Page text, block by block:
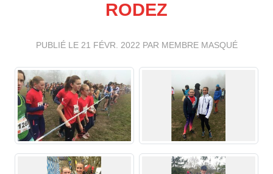
RODEZ
PUBLIÉ LE 21 FÉVR. 2022 PAR MEMBRE MASQUÉ